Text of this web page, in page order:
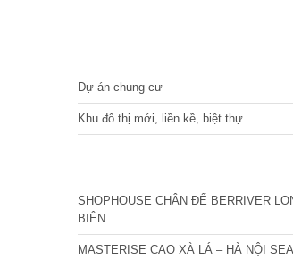
Dự án chung cư
Khu đô thị mới, liền kề, biệt thự
SHOPHOUSE CHÂN ĐẾ BERRIVER
BIÊN
MASTERISE CAO XÀ LÁ – HÀ NỘI